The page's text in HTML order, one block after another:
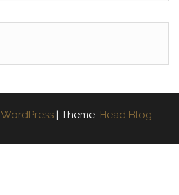
WordPress | Theme: Head Blog